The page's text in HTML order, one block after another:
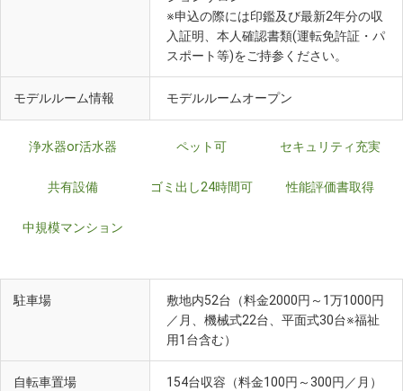
※申込の際には印鑑及び最新2年分の収
入証明、本人確認書類(運転免許証・パ
スポート等)をご持参ください。
モデルルーム情報 モデルルームオープン
浄水器or活水器 ペット可 セキュリティ充実
共有設備 ゴミ出し24時間可 性能評価書取得
中規模マンション
駐車場
敷地内52台（料金2000円～1万1000円
／月、機械式22台、平面式30台※福祉
用1台含む）
自転車置場
154台収容（料金100円～300円／月）